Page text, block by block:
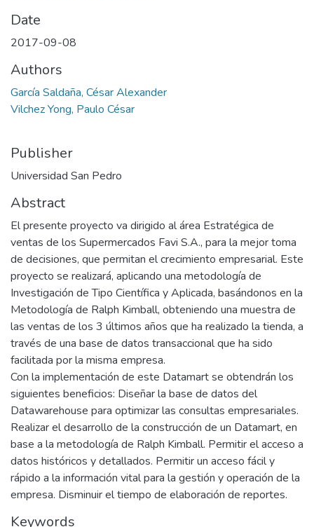
Date
2017-09-08
Authors
García Saldaña, César Alexander
Vilchez Yong, Paulo César
Publisher
Universidad San Pedro
Abstract
El presente proyecto va dirigido al área Estratégica de
ventas de los Supermercados Favi S.A., para la mejor toma
de decisiones, que permitan el crecimiento empresarial. Este
proyecto se realizará, aplicando una metodología de
Investigación de Tipo Científica y Aplicada, basándonos en la
Metodología de Ralph Kimball, obteniendo una muestra de
las ventas de los 3 últimos años que ha realizado la tienda, a
través de una base de datos transaccional que ha sido
facilitada por la misma empresa.
Con la implementación de este Datamart se obtendrán los
siguientes beneficios: Diseñar la base de datos del
Datawarehouse para optimizar las consultas empresariales.
Realizar el desarrollo de la construcción de un Datamart, en
base a la metodología de Ralph Kimball. Permitir el acceso a
datos históricos y detallados. Permitir un acceso fácil y
rápido a la información vital para la gestión y operación de la
empresa. Disminuir el tiempo de elaboración de reportes.
Keywords